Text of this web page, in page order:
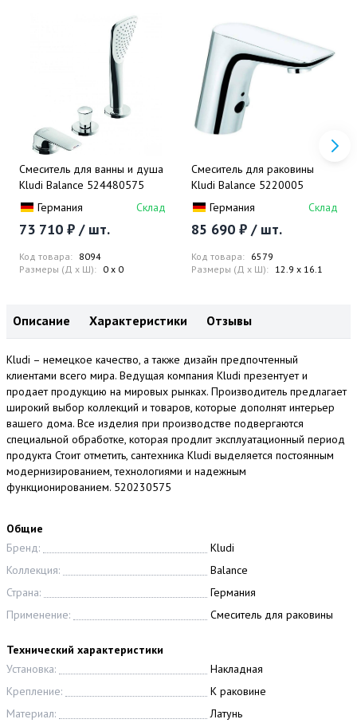
Смеситель для ванны и душа
Kludi Balance 524480575
Германия
Склад
73 710 ₽ / шт.
Код товара: 8094
Размеры (Д x Ш): 0 x 0
Смеситель для раковины
Kludi Balance 5220005
Германия
Склад
85 690 ₽ / шт.
Код товара: 6579
Размеры (Д x Ш): 12.9 x 16.1
Описание Характеристики Отзывы
Kludi – немецкое качество, а также дизайн предпочтенный
клиентами всего мира. Ведущая компания Kludi презентует и
продает продукцию на мировых рынках. Производитель предлагает
широкий выбор коллекций и товаров, которые дополнят интерьер
вашего дома. Все изделия при производстве подвергаются
специальной обработке, которая продлит эксплуатационный период
продукта Стоит отметить, сантехника Kludi выделяется постоянным
модернизированием, технологиями и надежным
функционированием. 520230575
Общие
Бренд:
Kludi
Коллекция:
Balance
Страна:
Германия
Применение:
Смеситель для раковины
Технический характеристики
Установка:
Накладная
Крепление:
К раковине
Материал:
Латунь